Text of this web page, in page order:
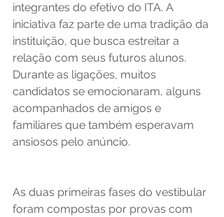
integrantes do efetivo do ITA. A
iniciativa faz parte de uma tradição da
instituição, que busca estreitar a
relação com seus futuros alunos.
Durante as ligações, muitos
candidatos se emocionaram, alguns
acompanhados de amigos e
familiares que também esperavam
ansiosos pelo anúncio.
As duas primeiras fases do vestibular
foram compostas por provas com